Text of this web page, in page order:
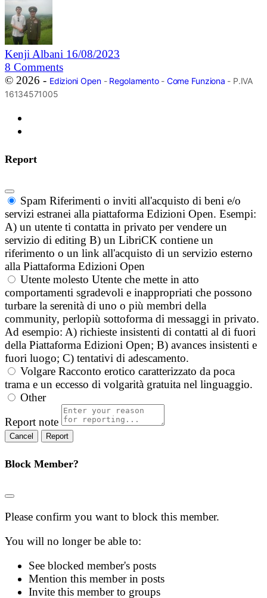
Kenji Albani 16/08/2023
8 Comments
© 2026 - Edizioni Open- Regolamento- Come Funziona - P.IVA
16134571005
Report
Spam Riferimenti o inviti all'acquisto di beni e/o
servizi estranei alla piattaforma Edizioni Open. Esempi:
A) un utente ti contatta in privato per vendere un
servizio di editing B) un LibriCK contiene un
riferimento o un link all'acquisto di un servizio esterno
alla Piattaforma Edizioni Open
Utente molesto Utente che mette in atto
comportamenti sgradevoli e inappropriati che possono
turbare la serenità di uno o più membri della
community, perlopiù sottoforma di messaggi in privato.
Ad esempio: A) richieste insistenti di contatti al di fuori
della Piattaforma Edizioni Open; B) avances insistenti e
fuori luogo; C) tentativi di adescamento.
Volgare Racconto erotico caratterizzato da poca
trama e un eccesso di volgarità gratuita nel linguaggio.
Other
Report note
Report
Block Member?
Please confirm you want to block this member.
You will no longer be able to:
See blocked member's posts
Mention this member in posts
Invite this member to groups